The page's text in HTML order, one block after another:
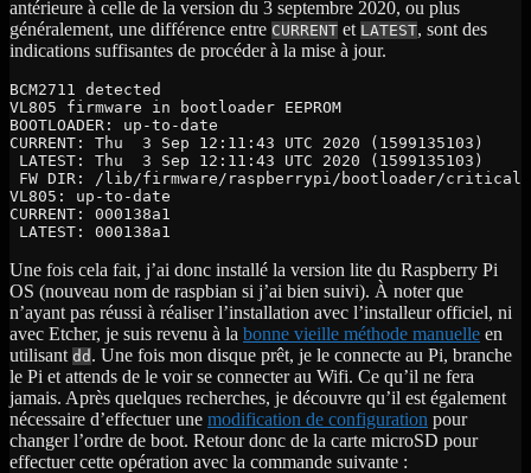
antérieure à celle de la version du 3 septembre 2020, ou plus
généralement, une différence entre CURRENT et LATEST, sont des
indications suffisantes de procéder à la mise à jour.
BCM2711 detected
VL805 firmware in bootloader EEPROM
BOOTLOADER: up-to-date
CURRENT: Thu  3 Sep 12:11:43 UTC 2020 (1599135103)
LATEST: Thu  3 Sep 12:11:43 UTC 2020 (1599135103)
FW DIR: /lib/firmware/raspberrypi/bootloader/critical
VL805: up-to-date
CURRENT: 000138a1
LATEST: 000138a1
Une fois cela fait, j’ai donc installé la version lite du Raspberry Pi
OS (nouveau nom de raspbian si j’ai bien suivi). À noter que
n’ayant pas réussi à réaliser l’installation avec l’installeur officiel, ni
avec Etcher, je suis revenu à la bonne vieille méthode manuelle en
utilisant dd . Une fois mon disque prêt, je le connecte au Pi, branche
le Pi et attends de le voir se connecter au Wifi. Ce qu’il ne fera
jamais. Après quelques recherches, je découvre qu’il est également
nécessaire d’effectuer une modification de configuration pour
changer l’ordre de boot. Retour donc de la carte microSD pour
effectuer cette opération avec la commande suivante :